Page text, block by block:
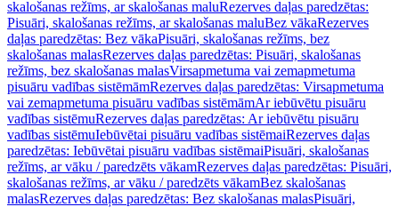
skalošanas režīms, ar skalošanas maluRezerves daļas paredzētas:
Pisuāri, skalošanas režīms, ar skalošanas maluBez vākaRezerves
daļas paredzētas: Bez vākaPisuāri, skalošanas režīms, bez
skalošanas malasRezerves daļas paredzētas: Pisuāri, skalošanas
režīms, bez skalošanas malasVirsapmetuma vai zemapmetuma
pisuāru vadības sistēmāmRezerves daļas paredzētas: Virsapmetuma
vai zemapmetuma pisuāru vadības sistēmāmAr iebūvētu pisuāru
vadības sistēmuRezerves daļas paredzētas: Ar iebūvētu pisuāru
vadības sistēmuIebūvētai pisuāru vadības sistēmaiRezerves daļas
paredzētas: Iebūvētai pisuāru vadības sistēmaiPisuāri, skalošanas
režīms, ar vāku / paredzēts vākamRezerves daļas paredzētas: Pisuāri,
skalošanas režīms, ar vāku / paredzēts vākamBez skalošanas
malasRezerves daļas paredzētas: Bez skalošanas malasPisuāri,